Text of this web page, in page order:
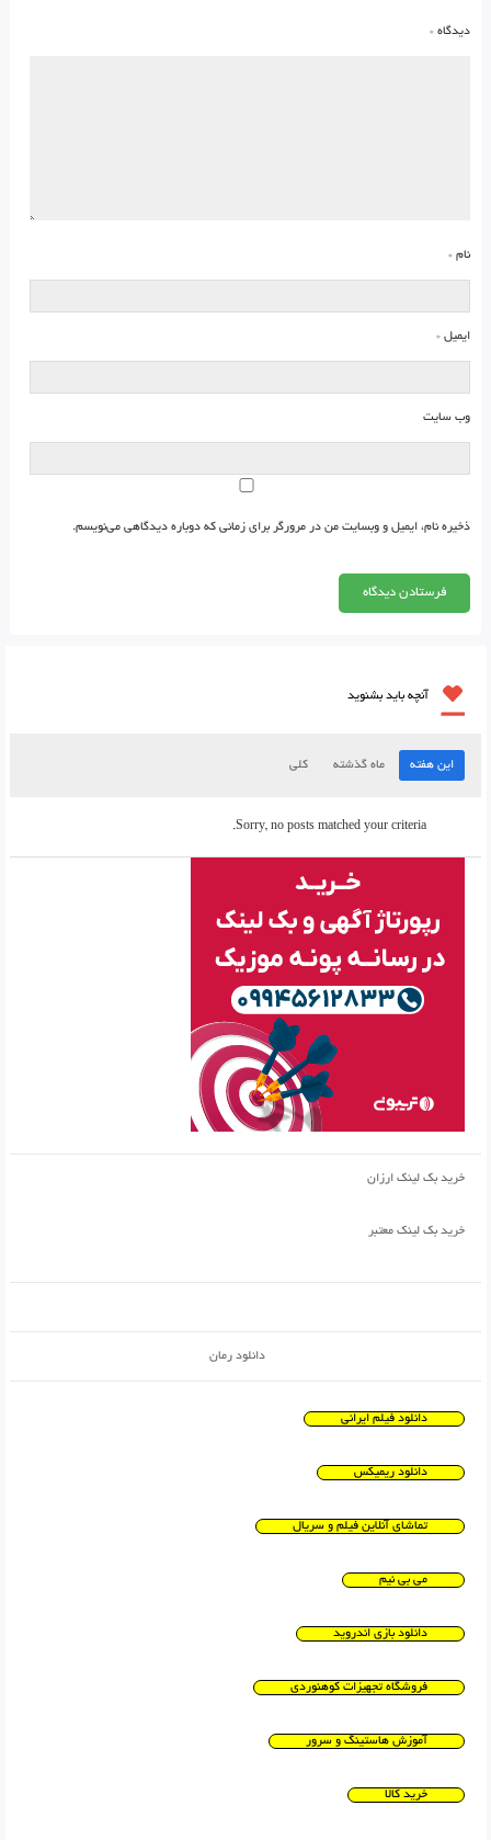
دیدگاه *
نام *
ایمیل *
وب‌ سایت
ذخیره نام، ایمیل و وبسایت من در مرورگر برای زمانی که دوباره دیدگاهی می‌نویسم.
آنچه باید بشنوید
این هفته ماه گذشته کلی
Sorry, no posts matched your criteria.
خرید بک لینک ارزان
خرید بک لینک معتبر
دانلود رمان
دانلود فیلم ایرانی
دانلود ریمیکس
تماشای آنلاین فیلم و سریال
می بی نیم
دانلود بازی اندروید
فروشگاه تجهیزات کوهنوردی
آموزش هاستینگ و سرور
خرید کالا